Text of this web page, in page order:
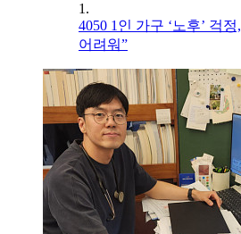
1.
4050 1인 가구 ‘노후’ 걱
어려워”